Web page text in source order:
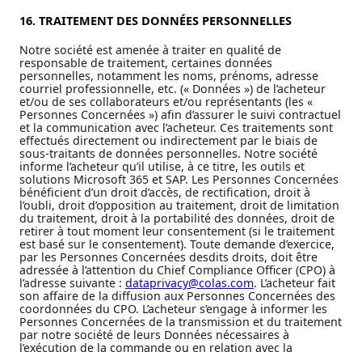
16. TRAITEMENT DES DONNÉES PERSONNELLES
Notre société est amenée à traiter en qualité de
responsable de traitement, certaines données
personnelles, notamment les noms, prénoms, adresse
courriel professionnelle, etc. (« Données ») de l’acheteur
et/ou de ses collaborateurs et/ou représentants (les «
Personnes Concernées ») afin d’assurer le suivi contractuel
et la communication avec l’acheteur. Ces traitements sont
effectués directement ou indirectement par le biais de
sous-traitants de données personnelles. Notre société
informe l’acheteur qu’il utilise, à ce titre, les outils et
solutions Microsoft 365 et SAP. Les Personnes Concernées
bénéficient d’un droit d’accès, de rectification, droit à
l’oubli, droit d’opposition au traitement, droit de limitation
du traitement, droit à la portabilité des données, droit de
retirer à tout moment leur consentement (si le traitement
est basé sur le consentement). Toute demande d’exercice,
par les Personnes Concernées desdits droits, doit être
adressée à l’attention du Chief Compliance Officer (CPO) à
l’adresse suivante : dataprivacy@colas.com. L’acheteur fait
son affaire de la diffusion aux Personnes Concernées des
coordonnées du CPO. L’acheteur s’engage à informer les
Personnes Concernées de la transmission et du traitement
par notre société de leurs Données nécessaires à
l’exécution de la commande ou en relation avec la